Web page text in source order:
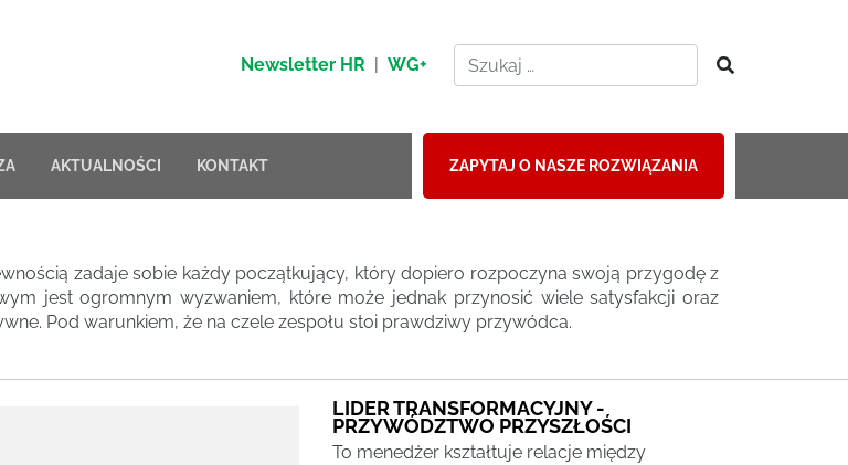
Newsletter HR | WG+
AKTUALNOŚCI KONTAKT ZAPYTAJ O NASZE ROZWIĄZANIA
zadaje sobie każdy początkujący, który dopiero rozpoczyna swoją przygodę z
jest ogromnym wyzwaniem, które może jednak przynosić wiele satysfakcji oraz
Pod warunkiem, że na czele zespołu stoi prawdziwy przywódca.
LIDER TRANSFORMACYJNY -
PRZYWÓDZTWO PRZYSZŁOŚCI
To menedżer kształtuje relacje między